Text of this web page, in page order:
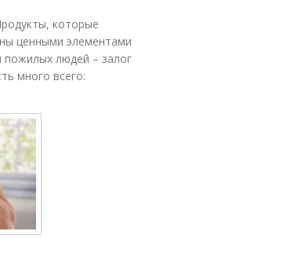
возраст
которые
ценными элементами
пожилых людей – залог
много всего: